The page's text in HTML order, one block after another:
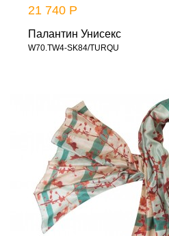
21 740 Р
Палантин Унисекс
W70.TW4-SK84/TURQU